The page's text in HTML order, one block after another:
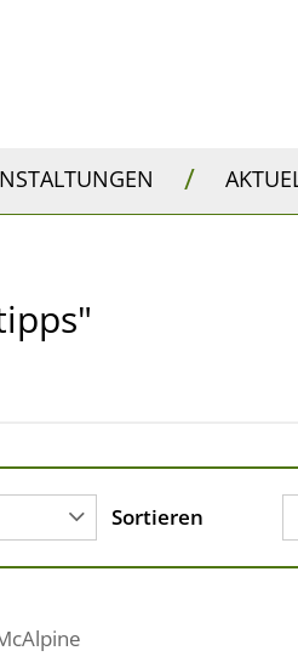
/
Sortieren